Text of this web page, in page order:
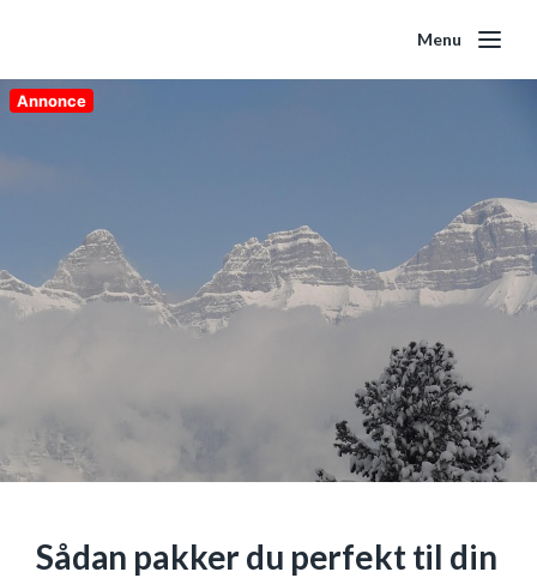
Menu
Annonce
Sådan pakker du perfekt til din